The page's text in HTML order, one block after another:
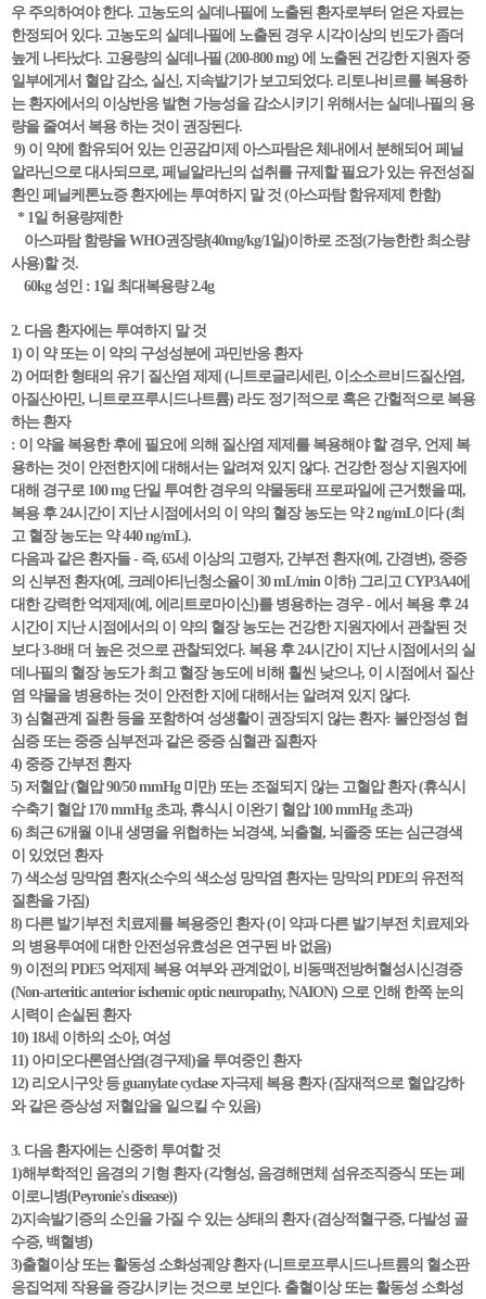
우 주의하여야 한다. 고농도의 실데나필에 노출된 환자로부터 얻은 자료는
한정되어 있다. 고농도의 실데나필에 노출된 경우 시각이상의 빈도가 좀더
높게 나타났다. 고용량의 실데나필 (200-800 mg) 에 노출된 건강한 지원자 중
일부에게서 혈압 감소, 실신, 지속발기가 보고되었다. 리토나비르를 복용하
는 환자에서의 이상반응 발현 가능성을 감소시키기 위해서는 실데나필의 용
량을 줄여서 복용 하는 것이 권장된다.
9) 이 약에 함유되어 있는 인공감미제 아스파탐은 체내에서 분해되어 페닐
알라닌으로 대사되므로, 페닐알라닌의 섭취를 규제할 필요가 있는 유전성질
환인 페닐케톤뇨증 환자에는 투여하지 말 것 (아스파탐 함유제제 한함)
* 1일 허용량제한
아스파탐 함량을 WHO권장량(40mg/kg/1일)이하로 조정(가능한한 최소량
사용)할 것.
60kg 성인 : 1일 최대복용량 2.4g
2. 다음 환자에는 투여하지 말 것
1) 이 약 또는 이 약의 구성성분에 과민반응 환자
2) 어떠한 형태의 유기 질산염 제제 (니트로글리세린, 이소소르비드질산염,
아질산아민, 니트로프루시드나트륨) 라도 정기적으로 혹은 간헐적으로 복용
하는 환자
: 이 약을 복용한 후에 필요에 의해 질산염 제제를 복용해야 할 경우, 언제 복
용하는 것이 안전한지에 대해서는 알려져 있지 않다. 건강한 정상 지원자에
대해 경구로 100 mg 단일 투여한 경우의 약물동태 프로파일에 근거했을 때,
복용 후 24시간이 지난 시점에서의 이 약의 혈장 농도는 약 2 ng/mL이다 (최
고 혈장 농도는 약 440 ng/mL).
다음과 같은 환자들 - 즉, 65세 이상의 고령자, 간부전 환자(예, 간경변), 중증
의 신부전 환자(예, 크레아티닌청소율이 30 mL/min 이하) 그리고 CYP3A4에
대한 강력한 억제제(예, 에리트로마이신)를 병용하는 경우 - 에서 복용 후 24
시간이 지난 시점에서의 이 약의 혈장 농도는 건강한 지원자에서 관찰된 것
보다 3-8배 더 높은 것으로 관찰되었다. 복용 후 24시간이 지난 시점에서의 실
데나필의 혈장 농도가 최고 혈장 농도에 비해 훨씬 낮으나, 이 시점에서 질산
염 약물을 병용하는 것이 안전한 지에 대해서는 알려져 있지 않다.
3) 심혈관계 질환 등을 포함하여 성생활이 권장되지 않는 환자: 불안정성 협
심증 또는 중증 심부전과 같은 중증 심혈관 질환자
4) 중증 간부전 환자
5) 저혈압 (혈압 90/50 mmHg 미만) 또는 조절되지 않는 고혈압 환자 (휴식시
수축기 혈압 170 mmHg 초과, 휴식시 이완기 혈압 100 mmHg 초과)
6) 최근 6개월 이내 생명을 위협하는 뇌경색, 뇌출혈, 뇌졸중 또는 심근경색
이 있었던 환자
7) 색소성 망막염 환자(소수의 색소성 망막염 환자는 망막의 PDE의 유전적
질환을 가짐)
8) 다른 발기부전 치료제를 복용중인 환자 (이 약과 다른 발기부전 치료제와
의 병용투여에 대한 안전성유효성은 연구된 바 없음)
9) 이전의 PDE5 억제제 복용 여부와 관계없이, 비동맥전방허혈성시신경증
(Non-arteritic anterior ischemic optic neuropathy, NAION) 으로 인해 한쪽 눈의
시력이 손실된 환자
10) 18세 이하의 소아, 여성
11) 아미오다론염산염(경구제)을 투여중인 환자
12) 리오시구앗 등 guanylate cyclase 자극제 복용 환자 (잠재적으로 혈압강하
와 같은 증상성 저혈압을 일으킬 수 있음)
3. 다음 환자에는 신중히 투여할 것
1)해부학적인 음경의 기형 환자 (각형성, 음경해면체 섬유조직증식 또는 페
이로니병(Peyronie's disease))
2)지속발기증의 소인을 가질 수 있는 상태의 환자 (겸상적혈구증, 다발성 골
수증, 백혈병)
3)출혈이상 또는 활동성 소화성궤양 환자 (니트로프루시드나트륨의 혈소판
응집억제 작용을 증강시키는 것으로 보인다. 출혈이상 또는 활동성 소화성